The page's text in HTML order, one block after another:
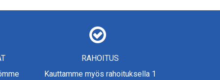
RAHOITUS
Kauttamme myös rahoituksella 1